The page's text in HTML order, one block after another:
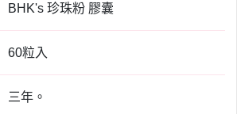
BHK's 珍珠粉 膠囊
60粒入
三年。